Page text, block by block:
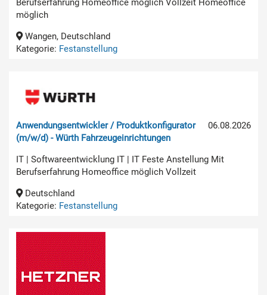
Berufserfahrung Homeoffice möglich Vollzeit Homeoffice
möglich
Wangen, Deutschland
Kategorie: Festanstellung
06.08.2026
Anwendungsentwickler / Produktkonfigurator
(m/w/d) - Würth Fahrzeugeinrichtungen
IT | Softwareentwicklung IT | IT Feste Anstellung Mit
Berufserfahrung Homeoffice möglich Vollzeit
Deutschland
Kategorie: Festanstellung